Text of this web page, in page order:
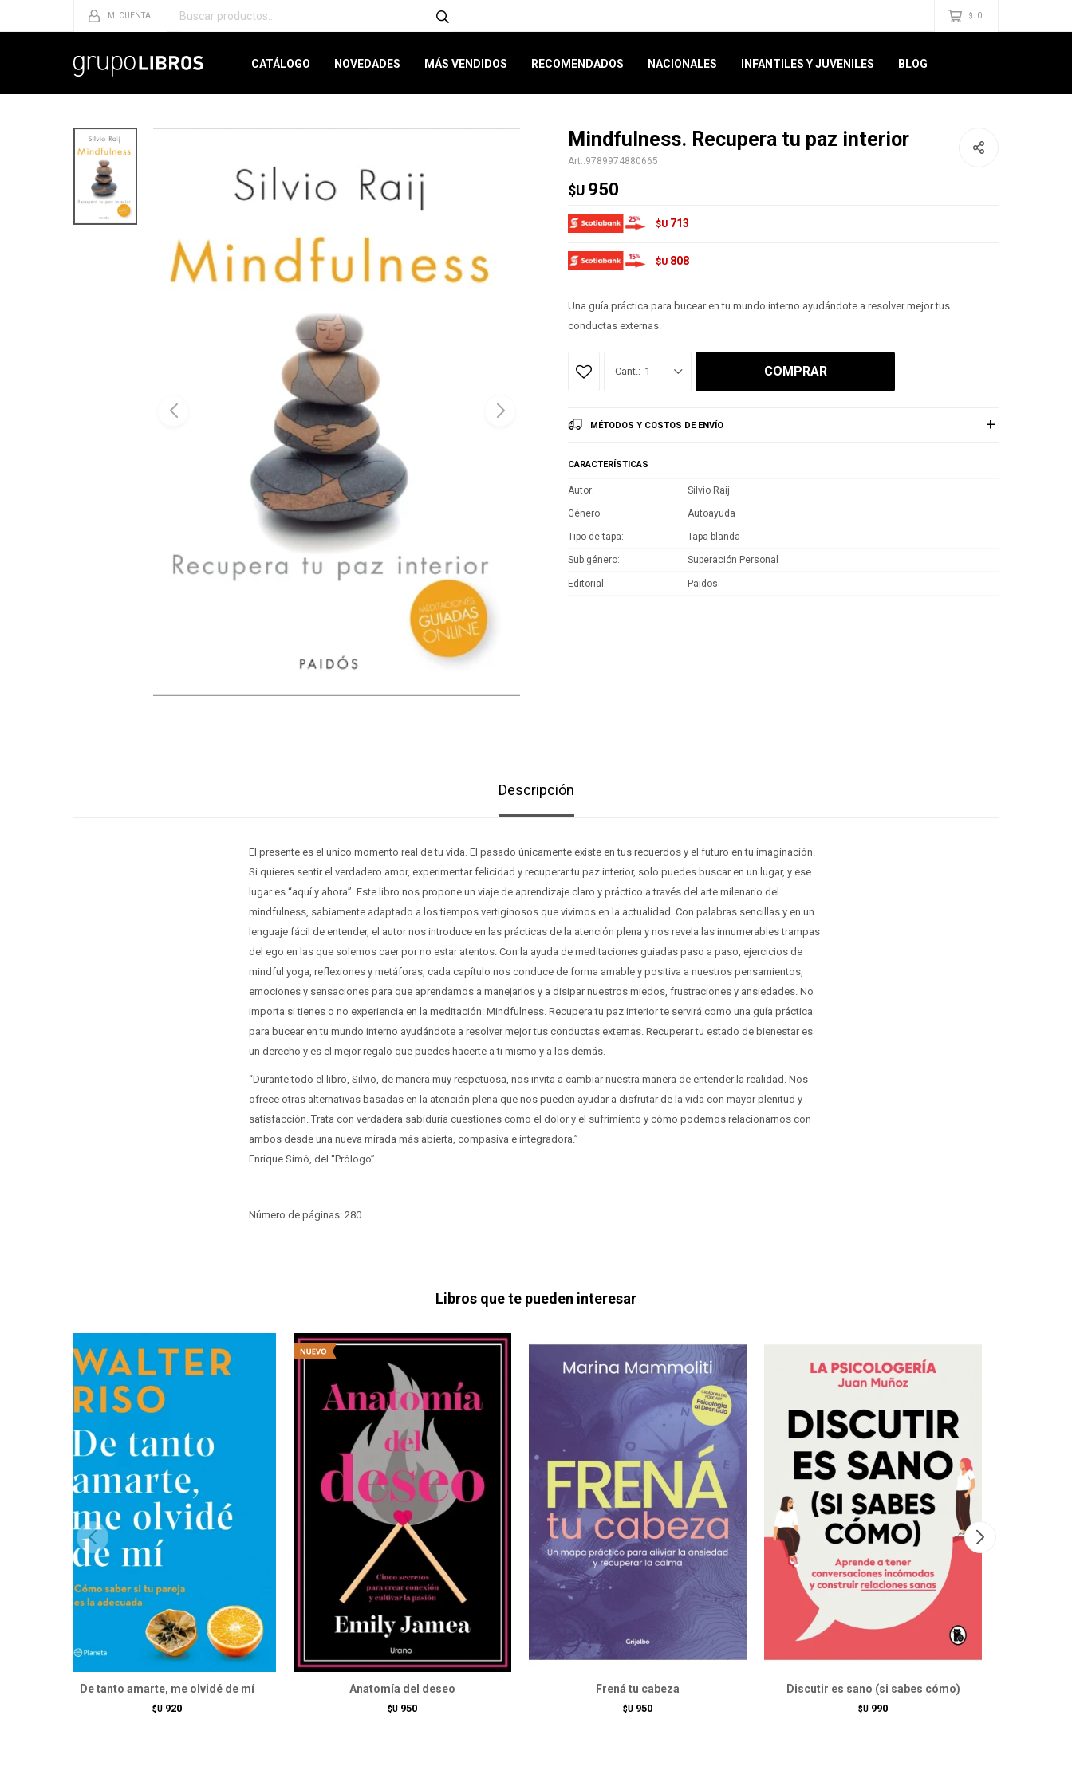
CATÁLOGO NOVEDADES MÁS VENDIDOS RECOMENDADOS NACIONALES INFANTILES Y JUVENILES BLOG
$U 0
Mindfulness. Recupera tu paz interior
9789974880665
$U 950
$U 713
$U 808
Una guía práctica para bucear en tu mundo interno ayudándote a resolver mejor tus
conductas externas.
1 COMPRAR
MÉTODOS Y COSTOS DE ENVÍO
CARACTERÍSTICAS
Autor Silvio Raij
Género Autoayuda
Tipo de tapa Tapa blanda
Sub género Superación Personal
Editorial Paidos
Descripción
El presente es el único momento real de tu vida. El pasado únicamente existe en tus recuerdos y el futuro en tu imaginación.
Si quieres sentir el verdadero amor, experimentar felicidad y recuperar tu paz interior, solo puedes buscar en un lugar, y ese
lugar es “aquí y ahora”. Este libro nos propone un viaje de aprendizaje claro y práctico a través del arte milenario del
mindfulness, sabiamente adaptado a los tiempos vertiginosos que vivimos en la actualidad. Con palabras sencillas y en un
lenguaje fácil de entender, el autor nos introduce en las prácticas de la atención plena y nos revela las innumerables trampas
del ego en las que solemos caer por no estar atentos. Con la ayuda de meditaciones guiadas paso a paso, ejercicios de
mindful yoga, reflexiones y metáforas, cada capítulo nos conduce de forma amable y positiva a nuestros pensamientos,
emociones y sensaciones para que aprendamos a manejarlos y a disipar nuestros miedos, frustraciones y ansiedades. No
importa si tienes o no experiencia en la meditación: Mindfulness. Recupera tu paz interior te servirá como una guía práctica
para bucear en tu mundo interno ayudándote a resolver mejor tus conductas externas. Recuperar tu estado de bienestar es
un derecho y es el mejor regalo que puedes hacerte a ti mismo y a los demás.
“Durante todo el libro, Silvio, de manera muy respetuosa, nos invita a cambiar nuestra manera de entender la realidad. Nos
ofrece otras alternativas basadas en la atención plena que nos pueden ayudar a disfrutar de la vida con mayor plenitud y
satisfacción. Trata con verdadera sabiduría cuestiones como el dolor y el sufrimiento y cómo podemos relacionarnos con
ambos desde una nueva mirada más abierta, compasiva e integradora.”
Enrique Simó, del “Prólogo”
Número de páginas: 280
Libros que te pueden interesar
De tanto amarte, me olvidé de mí
$U 920
Anatomía del deseo
$U 950
Frená tu cabeza
$U 950
Discutir es sano (si sabes cómo)
$U 990